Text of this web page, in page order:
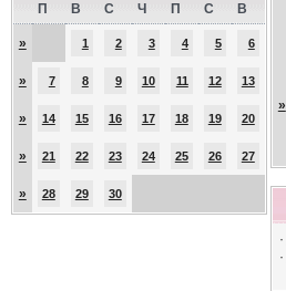
П В С Ч П С В
» 1 2 3 4 5 6
» 7 8 9 10 11 12 13
» 14 15 16 17 18 19 20
» 21 22 23 24 25 26 27
» 28 29 30
»
·
·